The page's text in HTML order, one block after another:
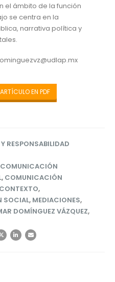
el ámbito de la función
se centra en la
narrativa política y
EN PDF
RESPONSABILIDAD
COMUNICACIÓN
, COMUNICACIÓN
CONTEXTO,
SOCIAL, MEDIACIONES,
DOMÍNGUEZ VÁZQUEZ,